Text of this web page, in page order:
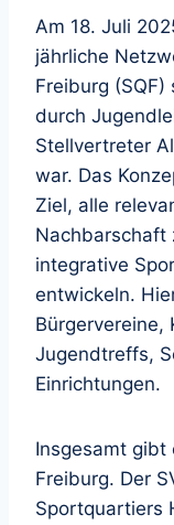
Am 18. Juli
jährliche
Freiburg
durch
Stellvertreter
war. Das
Ziel, alle
Nachbarschaft
integrative
entwickeln.
Jugendtreffs,
Einrichtungen.
Insgesamt gibt
Freiburg. Der
Sportquartiers